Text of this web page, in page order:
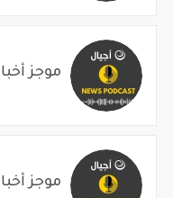
موجز أخبار
موجز أخبار